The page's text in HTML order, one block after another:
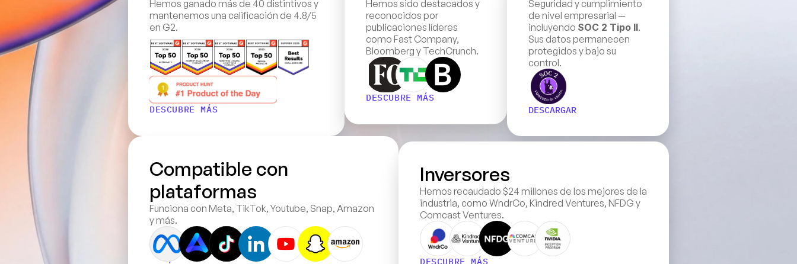
Hemos ganado más de 40 distintivos y
mantenemos una calificación de 4.8/5
en G2.
DESCUBRE MÁS
Hemos sido destacados y
reconocidos por
publicaciones líderes
como Fast Company,
Bloomberg y TechCrunch.
DESCUBRE MÁS
Seguridad y cumplimiento
de nivel empresarial —
incluyendo SOC 2 Tipo II.
Sus datos permanecen
protegidos y bajo su
control.
DESCARGAR
Compatible con
plataformas
Funciona con Meta, TikTok, Youtube, Snap, Amazon
y más.
Inversores
Hemos recaudado $24 millones de los mejores de la
industria, como WndrCo, Kindred Ventures, NFDG y
Comcast Ventures.
DESCUBRE MÁS